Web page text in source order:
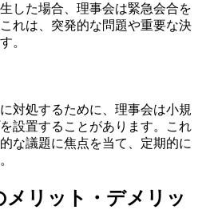
ット・デメリット
した場合、理事会は緊急会合を
れは、突発的な問題や重要な決
。
対処するために、理事会は小規
設置することがあります。これ
な議題に焦点を当て、定期的に
メリット・デメリッ